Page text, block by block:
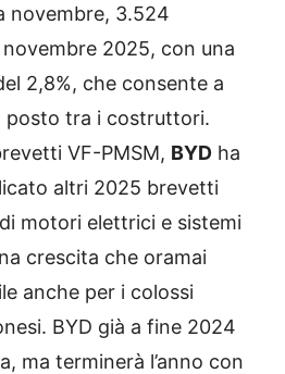
novembre, 3.524
2025, con una
2,8%, che consente a
posto tra i costruttori.
VF-PMSM, BYD ha
altri 2025 brevetti
motori elettrici e sistemi
crescita che oramai
anche per i colossi
BYD già a fine 2024
ma terminerà l’anno con